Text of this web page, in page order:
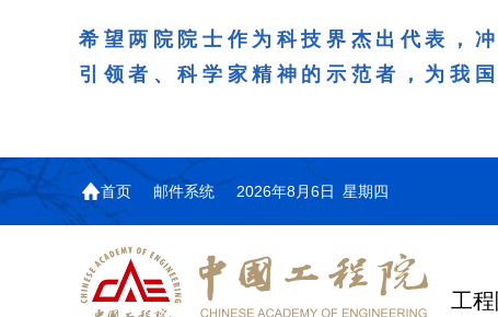
希望两院院士作为科技界杰出代表，
引领者、科学家精神的示范者，为我
首页 邮件系统 2026年8月6日 星期四
工